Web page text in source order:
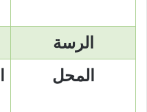
الرسة
المحل